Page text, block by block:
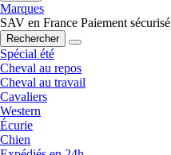
Marques
SAV en France Paiement sécurisé
Rechercher
Spécial été
Cheval au repos
Cheval au travail
Cavaliers
Western
Écurie
Chien